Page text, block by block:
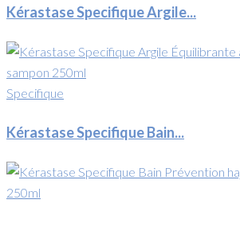
Kérastase Specifique Argile...
Specifique
Kérastase Specifique Bain...